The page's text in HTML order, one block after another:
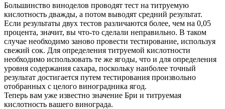
Большинство виноделов проводят тест на титруемую
кислотность дважды, а потом выводят средний результат.
Если результаты двух тестов различаются более, чем на 0,05
процента, значит, вы что-то сделали неправильно. В таком
случае необходимо заново провести тестирование, используя
свежий сок. Для определения титруемой кислотности
необходимо использовать те же ягоды, что и для определения
уровня содержания сахара, поскольку наиболее точный
результат достигается путем тестирования произвольно
отобранных с целого виноградника ягод.
Теперь вам уже известно значение Бри и титруемая
кислотность вашего винограда.